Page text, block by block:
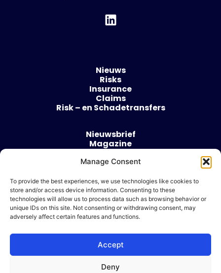
Manage Consent
To provide the best experiences, we use technologies like cookies to
store and/or access device information. Consenting to these
technologies will allow us to process data such as browsing behavior or
unique IDs on this site. Not consenting or withdrawing consent, may
adversely affect certain features and functions.
Accept
Deny
Nieuws
Risks
Insurance
Claims
Risk – en Schadetransfers
Nieuwsbrief
Magazine
Over
Algemene voorwaarden
Cookie beleid
Ik wil adverteren